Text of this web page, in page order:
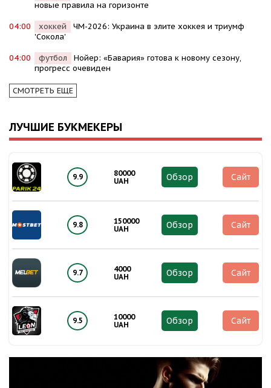
новые правила на горизонте
04:00 хоккей
ЧМ-2026: Украина в элите хоккея и триумф
'Сокола'
04:00 футбол
Нойер: «Бавария» готова к новому сезону,
прогресс очевиден
СМОТРЕТЬ ЕЩЕ
ЛУЧШИЕ БУКМЕКЕРЫ
9.9
80000
UAH
Обзор Сайт
9.8
150000
UAH
Обзор Сайт
9.7
4000
UAH
Обзор Сайт
9.5
10000
UAH
Обзор Сайт